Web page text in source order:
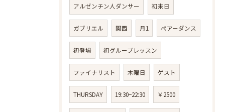
アルゼンチン人ダンサー 初来日
ガブリエル 関西 月1 ペアーダンス
初登場 初グループレッスン
ファイナリスト 木曜日 ゲスト
THURSDAY 19:30−22:30 ￥2500